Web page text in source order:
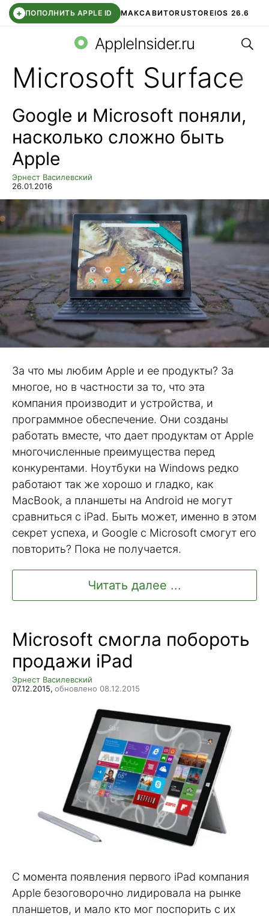
+ ПОПОЛНИТЬ APPLE ID МАКСАВИТОRUSTOREIOS 26.6
СБЕР КИДС ВТБ ОНЛАЙН ЧАТ В ROBLOX
AppleInsider.ru
Microsoft Surface
Google и Microsoft поняли,
насколько сложно быть
Apple
Эрнест Василевский
26.01.2016
За что мы любим Apple и ее продукты? За
многое, но в частности за то, что эта
компания производит и устройства, и
программное обеспечение. Они созданы
работать вместе, что дает продуктам от Apple
многочисленные преимущества перед
конкурентами. Ноутбуки на Windows редко
работают так же хорошо и гладко, как
MacBook, а планшеты на Android не могут
сравниться с iPad. Быть может, именно в этом
секрет успеха, и Google с Microsoft смогут его
повторить? Пока не получается.
Читать далее ...
Microsoft смогла побороть
продажи iPad
Эрнест Василевский
07.12.2015, обновлено 08.12.2015
С момента появления первого iPad компания
Apple безоговорочно лидировала на рынке
планшетов, и мало кто мог поспорить с их